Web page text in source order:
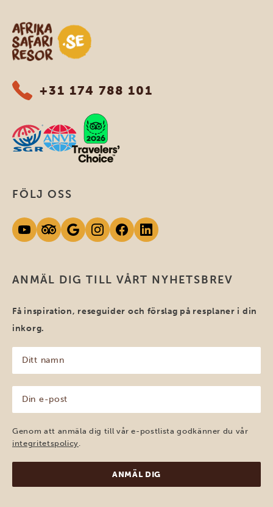
Safari-resor i Afrika
+31 174 788 101
ANMÄL DIG TILL VÅRT NYHETSBREV
Få inspiration, reseguider och förslag på resplaner i din
inkorg.
namn
(Obligatoriskt)
post
(Obligatoriskt)
Genom att anmäla dig till vår e-postlista godkänner du vår
integritetspolicy
FÖLJ OSS